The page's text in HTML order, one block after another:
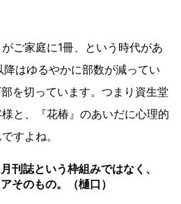
ご家庭に1冊、という時代があ
はゆるやかに部数が減ってい
を切っています。つまり資生堂
と、『花椿』のあいだに心理的
すよね。
刊誌という枠組みではなく、
そのもの。（樋口）